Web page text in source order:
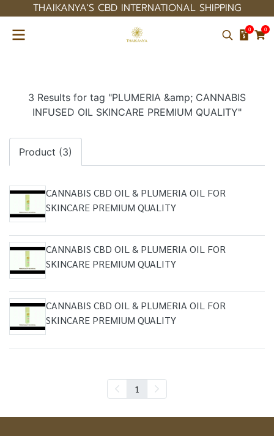
THAIKANYA'S CBD INTERNATIONAL SHIPPING
0 0
3 Results for tag "PLUMERIA &amp; CANNABIS
INFUSED OIL SKINCARE PREMIUM QUALITY"
Product (3)
CANNABIS CBD OIL & PLUMERIA OIL FOR
SKINCARE PREMIUM QUALITY
CANNABIS CBD OIL & PLUMERIA OIL FOR
SKINCARE PREMIUM QUALITY
CANNABIS CBD OIL & PLUMERIA OIL FOR
SKINCARE PREMIUM QUALITY
1